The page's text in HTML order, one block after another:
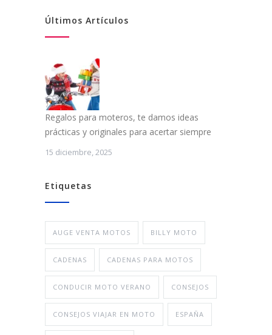
Últimos Artículos
Regalos para moteros, te damos ideas
prácticas y originales para acertar siempre
15 diciembre, 2025
Etiquetas
AUGE VENTA MOTOS BILLY MOTO
CADENAS CADENAS PARA MOTOS
CONDUCIR MOTO VERANO CONSEJOS
CONSEJOS VIAJAR EN MOTO ESPAÑA